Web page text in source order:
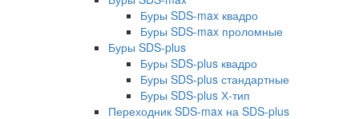
Буры SDS-max квадро
Буры SDS-max проломные
Буры SDS-plus
Буры SDS-plus квадро
Буры SDS-plus стандартные
Буры SDS-plus Х-тип
Переходник SDS-max на SDS-plus